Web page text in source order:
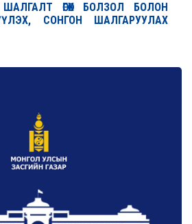
ӨГӨХ БОЛЗОЛ БОЛОН
СОНГОН ШАЛГАРУУЛАХ